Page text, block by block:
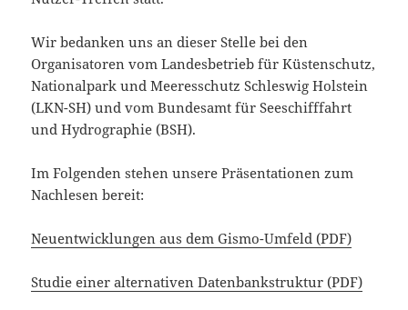
Wir bedanken uns an dieser Stelle bei den
Organisatoren vom Landesbetrieb für Küstenschutz,
Nationalpark und Meeresschutz Schleswig Holstein
(LKN-SH) und vom Bundesamt für Seeschifffahrt
und Hydrographie (BSH).
Im Fol­gen­den stehen unsere Präsentationen zum
Nachlesen bereit:
Neuentwicklungen aus dem Gismo-Umfeld (PDF)
Studie einer alternativen Datenbankstruktur (PDF)